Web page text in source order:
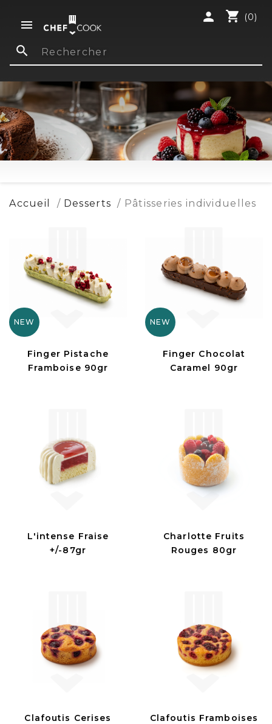

shopping_cart (0)
person
search
Accueil Desserts Pâtisseries individuelles
NEW
Finger Pistache
Framboise 90gr
NEW
Finger Chocolat
Caramel 90gr
L'intense Fraise
+/-87gr
Charlotte Fruits
Rouges 80gr
Clafoutis Cerises
Clafoutis Framboises